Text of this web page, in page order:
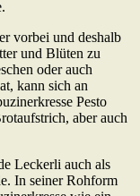
vorbei und deshalb
und Blüten zu
oder auch
kann sich an
Pesto
aber auch
Leckerli auch als
In seiner Rohform